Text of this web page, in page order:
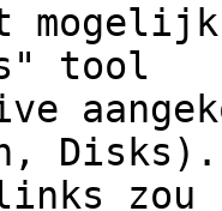
tool
zou